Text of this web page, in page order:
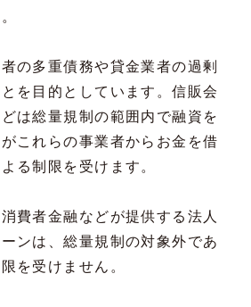
の多重債務や貸金業者の過剰
を目的としています。信販会
は総量規制の範囲内で融資を
これらの事業者からお金を借
る制限を受けます。
費者金融などが提供する法人
ンは、総量規制の対象外であ
を受けません。